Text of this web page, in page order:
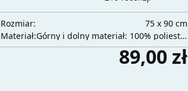
Rozmiar:
75 x 90 cm
Materiał:
Górny i dolny materiał: 100% poliester, warstwa środkowa: 100% poliuretan, warstwa chłonna: 100% poliester
89,00 zł